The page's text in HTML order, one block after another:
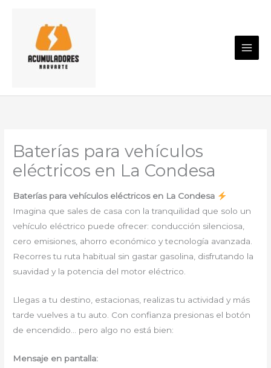
contenido
Baterías para vehículos
eléctricos en La Condesa
Baterías para vehículos eléctricos en La Condesa
Imagina que sales de casa con la tranquilidad que solo un
vehículo eléctrico puede ofrecer: conducción silenciosa,
cero emisiones, ahorro económico y tecnología avanzada.
Recorres tu ruta habitual sin gastar gasolina, disfrutando la
suavidad y la potencia del motor eléctrico.
Llegas a tu destino, estacionas, realizas tu actividad y más
tarde vuelves a tu auto. Con confianza presionas el botón
de encendido… pero algo no está bien:
Mensaje en pantalla: